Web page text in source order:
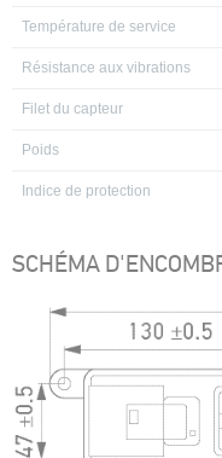
Température de service
Résistance aux vibrations
Filet du capteur
Poids
Indice de protection
SCHÉMA